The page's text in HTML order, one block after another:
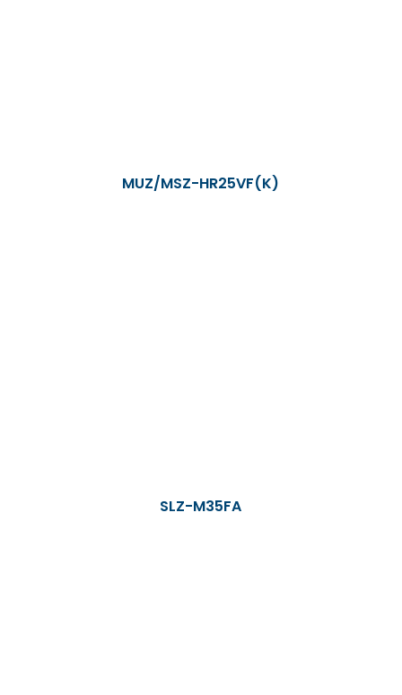
MUZ/MSZ-HR25VF(K)
SLZ-M35FA